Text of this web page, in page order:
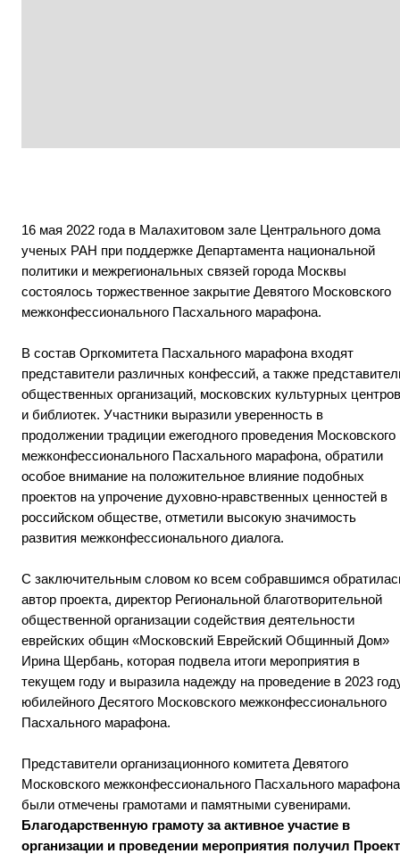
16 мая 2022 года в Малахитовом зале Центрального дома
ученых РАН при поддержке Департамента национальной
политики и межрегиональных связей города Москвы
состоялось торжественное закрытие Девятого Московского
межконфессионального Пасхального марафона.
В состав Оргкомитета Пасхального марафона входят
представители различных конфессий, а также
общественных организаций, московских культурных центров
и библиотек. Участники выразили уверенность в
продолжении традиции ежегодного проведения Московского
межконфессионального Пасхального марафона, обратили
особое внимание на положительное влияние подобных
проектов на упрочение духовно-нравственных ценностей в
российском обществе, отметили высокую значимость
развития межконфессионального диалога.
С заключительным словом ко всем собравшимся
автор проекта, директор Региональной благотворительной
общественной организации содействия деятельности
еврейских общин «Московский Еврейский Общинный Дом»
Ирина Щербань, которая подвела итоги мероприятия в
текущем году и выразила надежду на проведение в 2023
юбилейного Десятого Московского межконфессионального
Пасхального марафона.
Представители организационного комитета Девятого
Московского межконфессионального Пасхального марафона
были отмечены грамотами и памятными сувенирами.
Благодарственную грамоту за активное участие в
организации и проведении мероприятия получил Проект